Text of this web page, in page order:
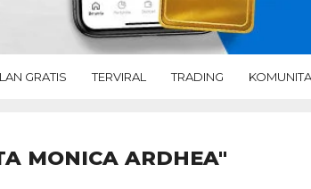
GRATIS TERVIRAL TRADING
MONICA ARDHEA"